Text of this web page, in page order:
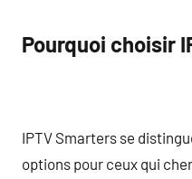
Pourquoi choisir
IPTV Smarters se
options pour ceux qui